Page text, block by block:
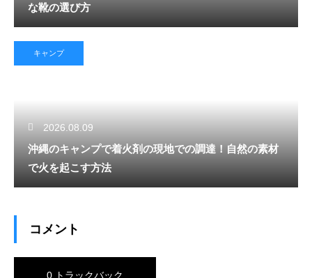
な靴の選び方
キャンプ
2026.08.09
沖縄のキャンプで着火剤の現地での調達！自然の素材
で火を起こす方法
コメント
0 トラックバック